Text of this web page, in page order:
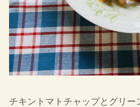
チキントマトチャップとグリー